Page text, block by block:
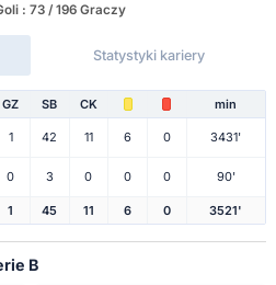
: 73 / 196 Graczy
Statystyki kariery
GZ SB CK min
1 42 11 6 0 3431'
0 3 0 0 0 90'
1 45 11 6 0 3521'
B